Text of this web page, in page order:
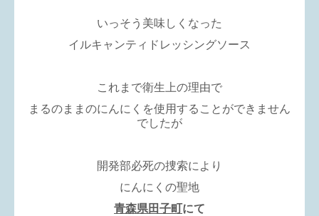
いっそう美味しくなった
イルキャンティドレッシングソース
これまで衛生上の理由で
まるのままのにんにくを使用することができません
でしたが
開発部必死の捜索により
にんにくの聖地
青森県田子町にて